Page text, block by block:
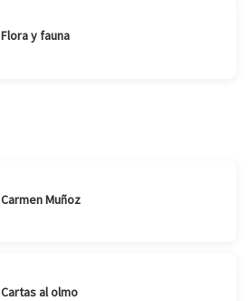
Flora y fauna
Carmen Muñoz
Cartas al olmo